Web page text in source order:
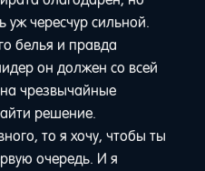
уж чересчур сильной.
белья и правда
он должен со всей
чрезвычайные
решение.
то я хочу, чтобы ты
очередь. И я